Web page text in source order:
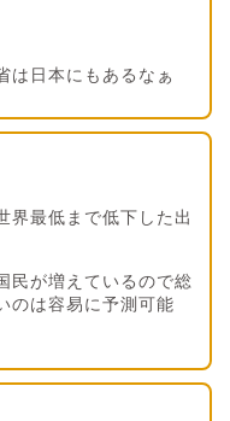
は日本にもあるなぁ
界最低まで低下した出
民が増えているので総
のは容易に予測可能